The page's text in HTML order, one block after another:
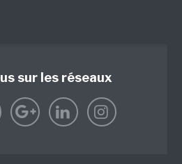
sur les réseaux